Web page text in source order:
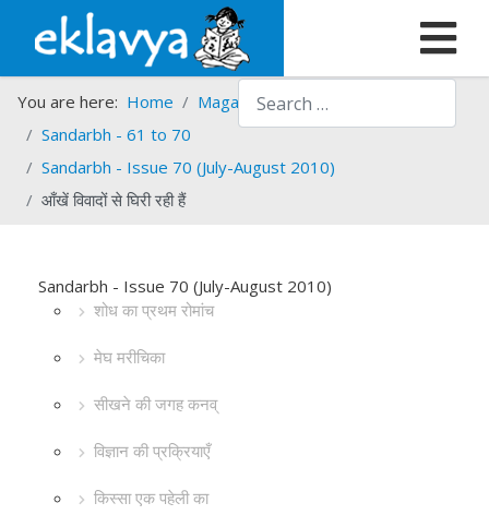
Search
You are here: Home Magazines
Sandarbh
Sandarbh - 61 to 70
Sandarbh - Issue 70 (July-August 2010)
आँखें विवादों से घिरी रही हैं
Sandarbh - Issue 70 (July-August 2010)
शोध का प्रथम रोमांच
मेघ मरीचिका
सीखने की जगह कनव्
विज्ञान की प्रक्रियाएँ
किस्सा एक पहेली का